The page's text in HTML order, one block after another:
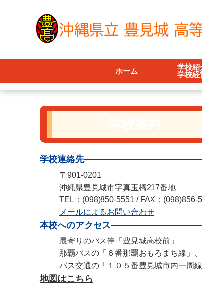
ホーム
学校紹
学校経
校長挨拶
スクール
いじめ防
部活動等
学校要覧
職員必携
学校評価
学校評議
学校連絡先
〒901-0201
沖縄県豊見城市字真玉橋217番地
TEL：(098)850-5551 / FAX：(098)856-
メールによるお問い合わせ
本校へのアクセス
最寄りのバス停「豊見城高校前」
那覇バスの「６番那覇おもろまち線」
バス交通の「１０５番豊見城市内一周線
地図はこちら